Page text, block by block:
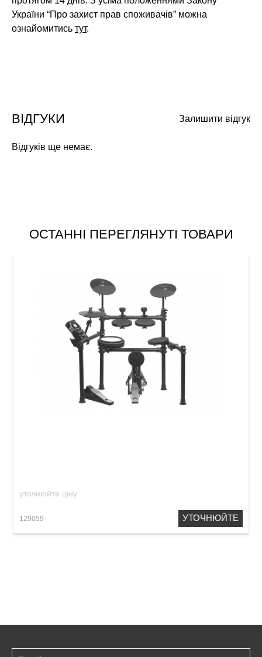
України “Про захист прав споживачів” можна
ознайомитись тут.
Залишити відгук
ВІДГУКИ
Відгуків ще немає.
ОСТАННІ ПЕРЕГЛЯНУТІ ТОВАРИ
уточнюйте ціну
129059 УТОЧНЮЙТЕ